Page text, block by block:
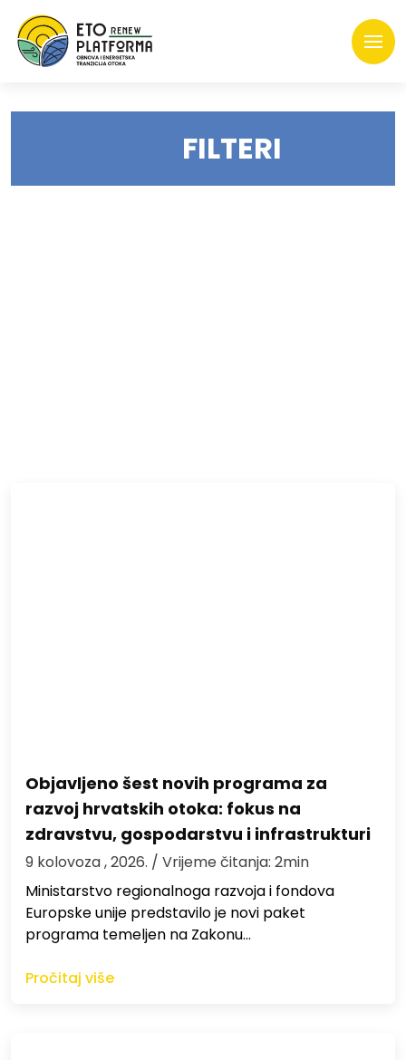
FILTERI
Objavljeno šest novih programa za
razvoj hrvatskih otoka: fokus na
zdravstvu, gospodarstvu i infrastrukturi
9 kolovoza , 2026. / Vrijeme čitanja: 2min
Ministarstvo regionalnoga razvoja i fondova
Europske unije predstavilo je novi paket
programa temeljen na Zakonu…
Pročitaj više